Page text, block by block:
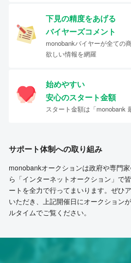
下見の精度をあげる
バイヤーズコメント
monobankバイヤーが全ての
欲しい情報を網羅
始めやすい
安心のスタート金額
スタート金額は「monobank
サポート体制への取り組み
monobankオークションは政府や専門
ら「インターネットオークション」で
ートを全力で行ってまいります。ぜひ
いただき、上記開催日にオークション
ルタイムでご覧ください。